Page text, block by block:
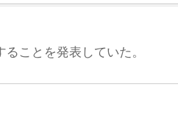
ことを発表していた。